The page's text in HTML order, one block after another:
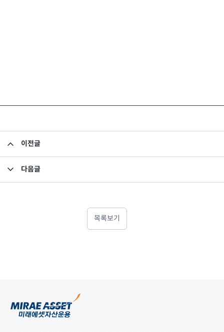
이전글
다음글
목록보기